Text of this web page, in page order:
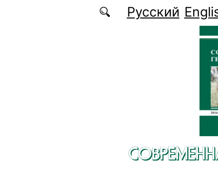
Перейти к основному содержаниюРусский